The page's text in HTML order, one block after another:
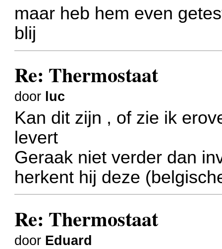
maar heb hem even
blij
Re: Thermostaat
door luc
Kan dit zijn , of zie ik
levert
Geraak niet verder dan
herkent hij deze
Re: Thermostaat
door Eduard